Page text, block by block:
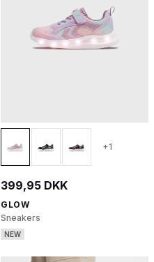
+1
399,95 DKK
GLOW
Sneakers
NEW